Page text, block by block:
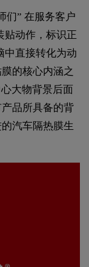
们” 在服务客户
贴动作，标识正
中直接转化为动
的核心内涵之
大物背景后面
品所具备的背
汽车隔热膜生